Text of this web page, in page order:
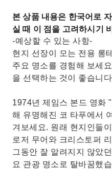
본 상품 내용은 한국어로
실 때 이 점을 고려하시기
-예상할 수 있는 사항-
현지 선장이 모는 전용 롱
주요 명소를 경험해 보세
을 선택하는 것이 좋습니
1974년 제임스 본드 영화
해 유명해진 코 타푸에서
겨보세요. 원래 현지인들
로저 무어와 크리스토퍼
그동안 잘 알려지지 않았
요 관광 명소로 탈바꿈했